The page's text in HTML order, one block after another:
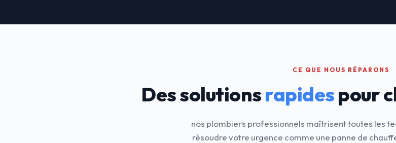
CE QUE NOUS RÉPARONS
Des solutionsrapidespour
nos plombiers professionnels maîtrisent toutes les
résoudre votre urgence comme une panne de